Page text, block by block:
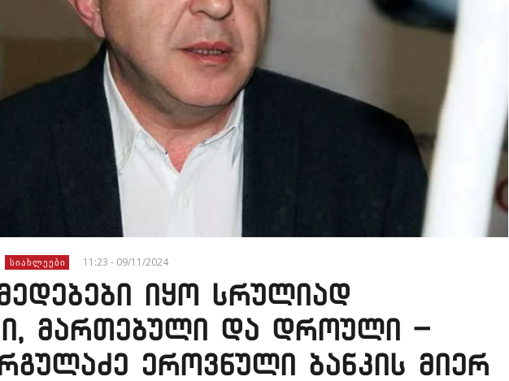
ᲡᲘᲐᲮᲚᲔᲔᲑᲘ 11:23 - 09/11/2024
იყო სრულიად
მართებული და დროული –
ეროვნული ბანკის მიერ